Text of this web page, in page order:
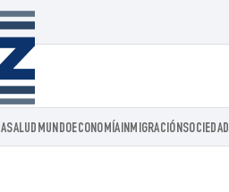
Voz.us
SALUD MUNDOECONOMÍAINMIGRACIÓNSOCIEDAD